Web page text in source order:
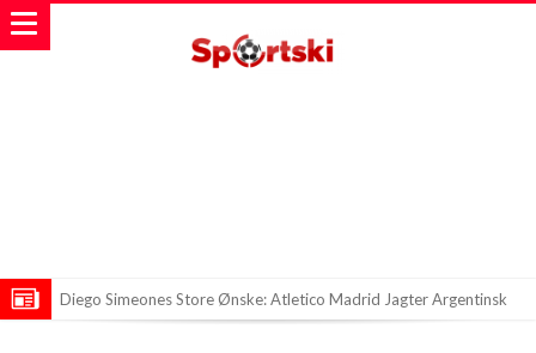
Diego Simeones Store Ønske: Atletico Madrid Jagter Argentinsk